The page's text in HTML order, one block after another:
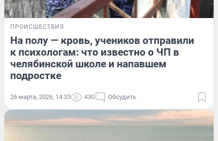
ПРОИСШЕСТВИЯ
На полу — кровь, учеников отправили
к психологам: что известно о ЧП в
челябинской школе и напавшем
подростке
26 марта, 2026, 14:33 430 Обсудить